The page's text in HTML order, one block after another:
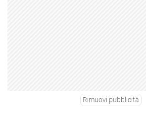
Rimuovi pubblicità